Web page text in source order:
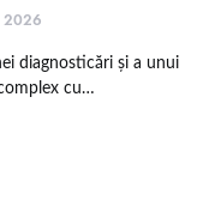
2026
diagnosticări și a unui
cu…